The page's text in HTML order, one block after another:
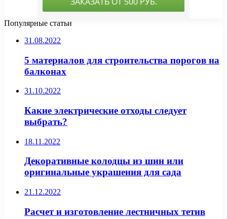
Популярные статьи
31.08.2022
5 материалов для строительства порогов на
балконах
31.10.2022
Какие электрические отходы следует
выбрать?
18.11.2022
Декоративные колодцы из шин или
оригинальные украшения для сада
21.12.2022
Расчет и изготовление лестничных тетив